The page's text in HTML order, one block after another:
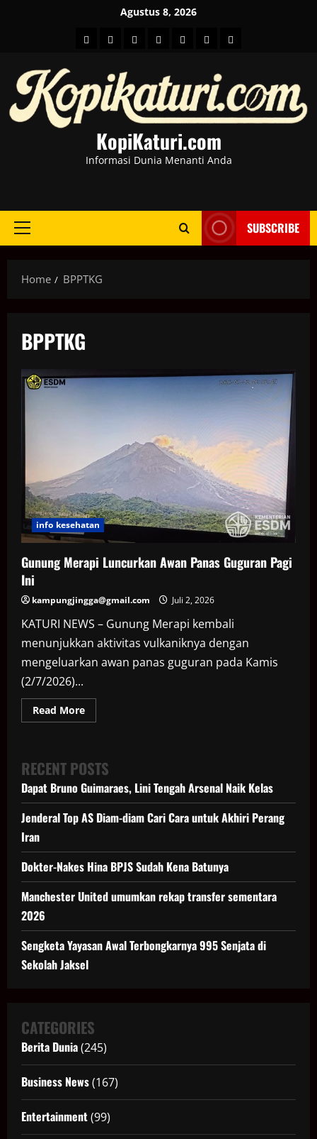
Agustus 8, 2026
HOMEBeritahot
BusinessKesehatan
SportEntertainment
KopiKaturi.com
Informasi Dunia Menanti Anda
Primary
SUBSCRIBE
Home BPPTKG
BPPTKG
info kesehatan
Gunung Merapi Luncurkan Awan Panas Guguran Pagi
Ini
kampungjingga@gmail.com Juli 2, 2026
KATURI NEWS – Gunung Merapi kembali
menunjukkan aktivitas vulkaniknya dengan
mengeluarkan awan panas guguran pada Kamis
(2/7/2026)...
Read MoreRead
more
Awan
Panas
Guguran
RECENT POSTS
Dapat Bruno Guimaraes, Lini Tengah Arsenal Naik Kelas
Jenderal Top AS Diam-diam Cari Cara untuk Akhiri Perang
Iran
Dokter-Nakes Hina BPJS Sudah Kena Batunya
Manchester United umumkan rekap transfer sementara
2026
Sengketa Yayasan Awal Terbongkarnya 995 Senjata di
Sekolah Jaksel
CATEGORIES
Berita Dunia(245)
Business News(167)
Entertainment(99)